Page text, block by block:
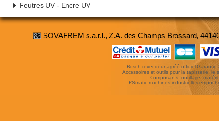
Feutres UV - Encre UV
SOVAFREM s.a.r.l., Z.A. des Champs Brossard,
Bosch revendeur agréé officiel Garantie
Accessoires et outils pour la tapisserie, le
Composants, outillage,
RSmatic machines industrielles